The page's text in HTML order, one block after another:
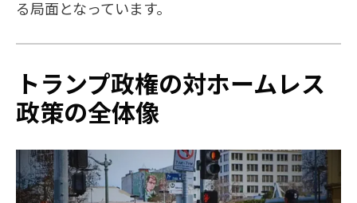
る局面となっています。
トランプ政権の対ホームレス
政策の全体像